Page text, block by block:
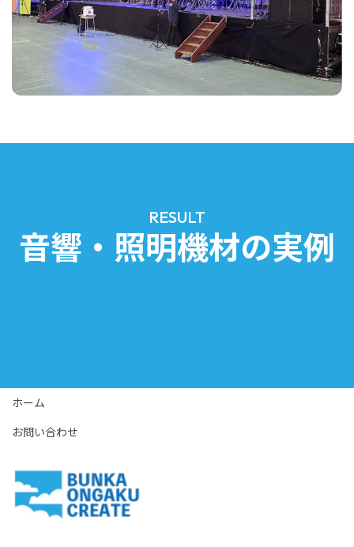
RESULT
音響・照明機材の実例
ホーム
お問い合わせ